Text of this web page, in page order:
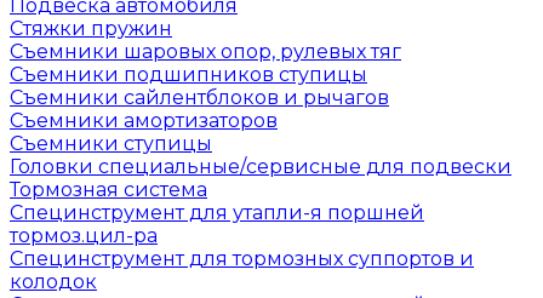
Подвеска автомобиля
Стяжки пружин
Съемники шаровых опор, рулевых тяг
Съемники подшипников ступицы
Съемники сайлентблоков и рычагов
Съемники амортизаторов
Съемники ступицы
Головки специальные/сервисные для подвески
Тормозная система
Специнструмент для утапли-я поршней
тормоз.цил-ра
Специнструмент для тормозных суппортов и
колодок